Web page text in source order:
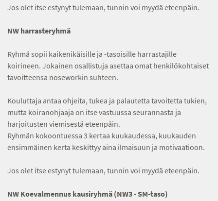
Jos olet itse estynyt tulemaan, tunnin voi myydä eteenpäin.
NW harrasteryhmä
Ryhmä sopii kaikenikäisille ja -tasoisille harrastajille
koirineen. Jokainen osallistuja asettaa omat henkilökohtaiset
tavoitteensa noseworkin suhteen.
Kouluttaja antaa ohjeita, tukea ja palautetta tavoitetta tukien,
mutta koiranohjaaja on itse vastuussa seurannasta ja
harjoitusten viemisestä eteenpäin.
Ryhmän kokoontuessa 3 kertaa kuukaudessa, kuukauden
ensimmäinen kerta keskittyy aina ilmaisuun ja motivaatioon.
Jos olet itse estynyt tulemaan, tunnin voi myydä eteenpäin.
NW Koevalmennus kausiryhmä (NW3 - SM-taso)